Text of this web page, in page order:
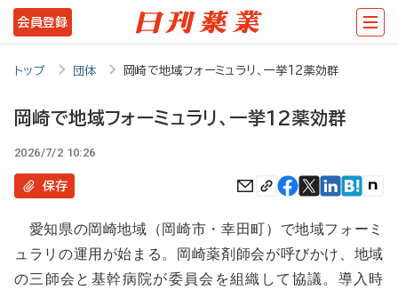
メ
イ
テ
会員登録
トップ 団体 岡崎で地域フォーミュラリ、一挙12薬効群
岡崎で地域フォーミュラリ、一挙12薬効群
2026/7/2 10:26
保存
愛知県の岡崎地域（岡崎市・幸田町）で地域フォーミ
ュラリの運用が始まる。岡崎薬剤師会が呼びかけ、地域
の三師会と基幹病院が委員会を組織して協議。導入時